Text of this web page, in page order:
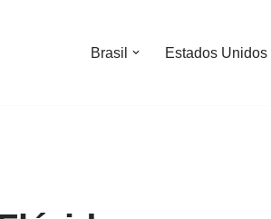
Brasil Estados Unidos